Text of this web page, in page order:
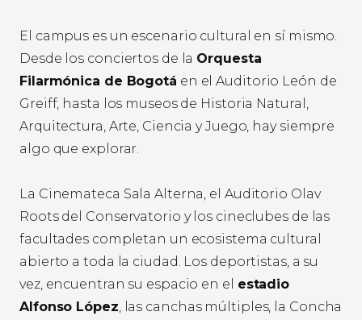
El campus es un escenario cultural en sí mismo.
Desde los conciertos de la Orquesta
Filarmónica de Bogotá en el Auditorio León de
Greiff, hasta los museos de Historia Natural,
Arquitectura, Arte, Ciencia y Juego, hay siempre
algo que explorar.
La Cinemateca Sala Alterna, el Auditorio Olav
Roots del Conservatorio y los cineclubes de las
facultades completan un ecosistema cultural
abierto a toda la ciudad. Los deportistas, a su
vez, encuentran su espacio en el estadio
Alfonso López, las canchas múltiples, la Concha